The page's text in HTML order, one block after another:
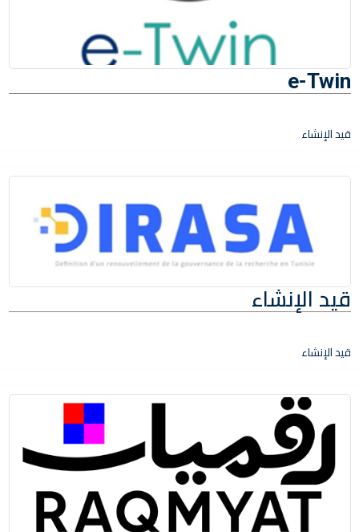
e-Twin
قيد الإنشاء
قيد الإنشاء
قيد الإنشاء